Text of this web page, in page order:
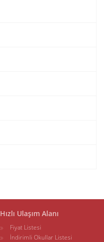
Hızlı Ulaşım Alanı
Fiyat Listesi
İndirimli Okullar Listesi